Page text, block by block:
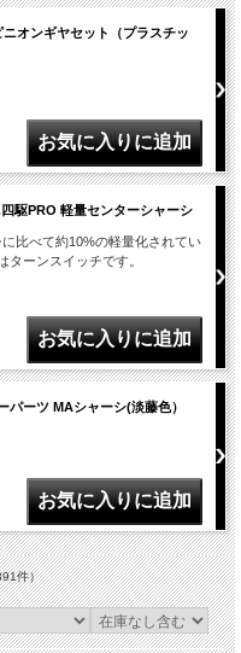
オンギヤセット（プラスチッ
PRO 軽量センターシャーシ
比べて約10%の軽量化されてい
ターンスイッチです。
パーツ MAシャーシ(淡藤色）
件）